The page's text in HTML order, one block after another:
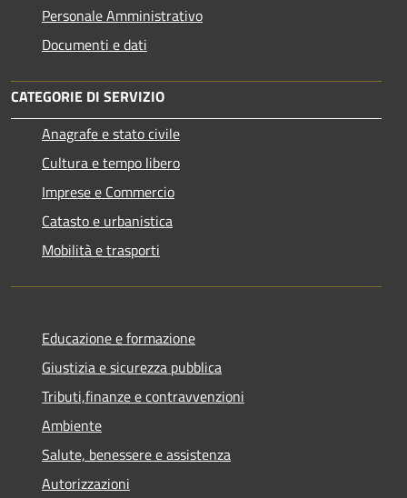
Personale Amministrativo
Documenti e dati
CATEGORIE DI SERVIZIO
Anagrafe e stato civile
Cultura e tempo libero
Imprese e Commercio
Catasto e urbanistica
Mobilità e trasporti
Educazione e formazione
Giustizia e sicurezza pubblica
Tributi,finanze e contravvenzioni
Ambiente
Salute, benessere e assistenza
Autorizzazioni